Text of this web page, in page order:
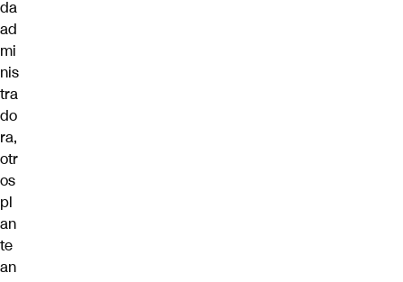
da
ad
mi
nis
tra
do
ra,
otr
os
pl
an
te
an